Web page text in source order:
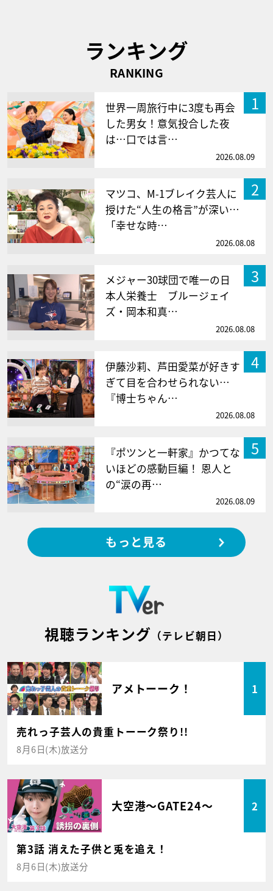
ランキング
RANKING
1
世界一周旅行中に3度も再会
した男女！意気投合した夜
は…口では言…
2026.08.09
2
マツコ、M-1ブレイク芸人に
授けた“人生の格言”が深い…
「幸せな時…
2026.08.08
3
メジャー30球団で唯一の日
本人栄養士 ブルージェイ
ズ・岡本和真…
2026.08.08
4
伊藤沙莉、芦田愛菜が好きす
ぎて目を合わせられない…
『博士ちゃん…
2026.08.08
5
『ポツンと一軒家』かつてな
いほどの感動巨編！ 恩人と
の“涙の再…
2026.08.09
もっと見る
視聴ランキング （テレビ朝日）
アメトーーク！ 1
売れっ子芸人の貴重トーーク祭り!!
8月6日(木)放送分
大空港～GATE24～ 2
第3話 消えた子供と兎を追え！
8月6日(木)放送分